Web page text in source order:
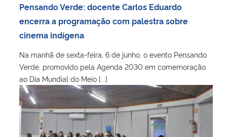
Pensando Verde: docente Carlos Eduardo
encerra a programação com palestra sobre
cinema indígena
Na manhã de sexta-feira, 6 de junho, o evento Pensando
Verde, promovido pela Agenda 2030 em comemoração
ao Dia Mundial do Meio [...]